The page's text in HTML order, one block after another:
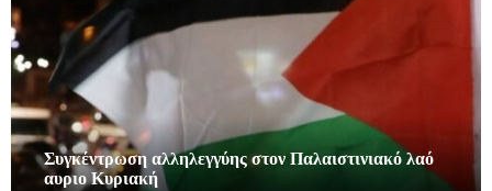
Συγκέντρωση αλληλεγγύης στον Παλαιστινιακό λαό
αυριο Κυριακή